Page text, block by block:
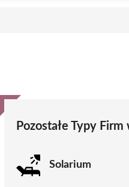
Pozostałe Typy
Solarium